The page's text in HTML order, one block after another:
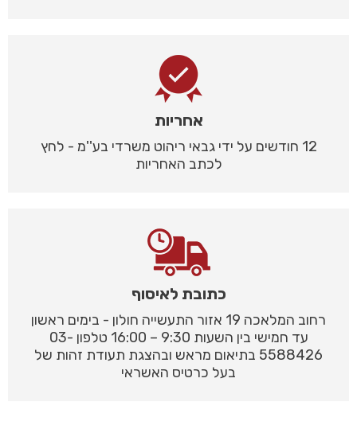
אחריות
12 חודשים על ידי גבאי ריהוט משרדי בע''מ - לחץ
לכתב האחריות
כתובת לאיסוף
רחוב המלאכה 19 אזור התעשייה חולון - בימים ראשון
עד חמישי בין השעות 9:30 – 16:00 טלפון 03-
5588426 בתיאום מראש ובהצגת תעודת זהות של
בעל כרטיס האשראי